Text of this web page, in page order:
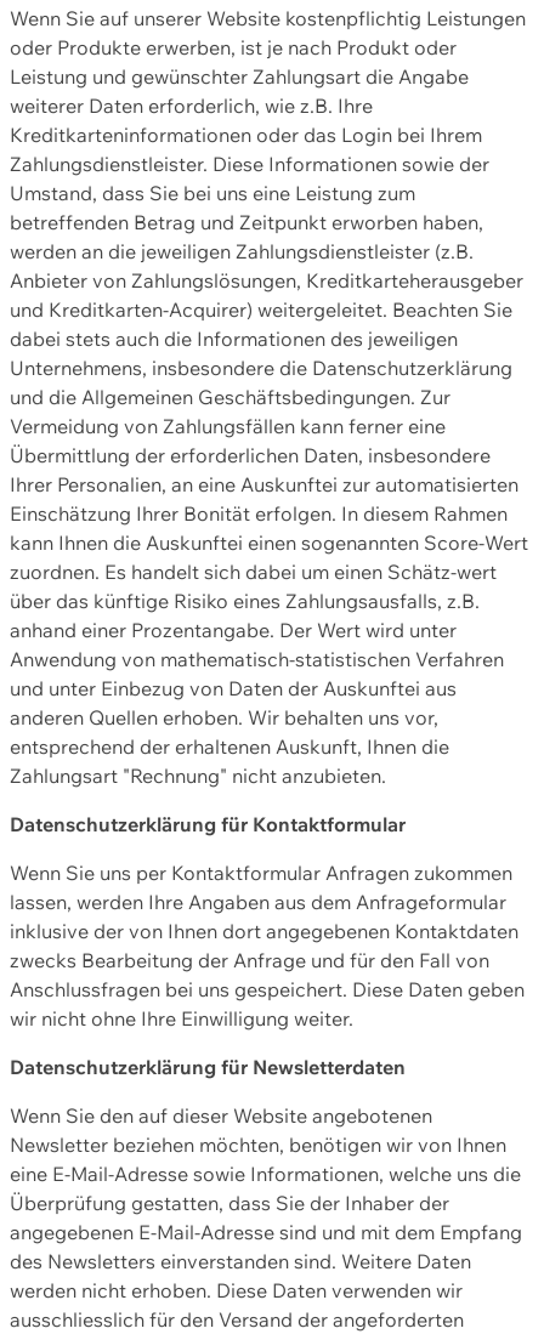
Wenn Sie auf unserer Website kostenpflichtig Leistungen
oder Produkte erwerben, ist je nach Produkt oder
Leistung und gewünschter Zahlungsart die Angabe
weiterer Daten erforderlich, wie z.B. Ihre
Kreditkarteninformationen oder das Login bei Ihrem
Zahlungsdienstleister. Diese Informationen sowie der
Umstand, dass Sie bei uns eine Leistung zum
betreffenden Betrag und Zeitpunkt erworben haben,
werden an die jeweiligen Zahlungsdienstleister (z.B.
Anbieter von Zahlungslösungen, Kreditkarteherausgeber
und Kreditkarten-Acquirer) weitergeleitet. Beachten Sie
dabei stets auch die Informationen des jeweiligen
Unternehmens, insbesondere die Datenschutzerklärung
und die Allgemeinen Geschäftsbedingungen. Zur
Vermeidung von Zahlungsfällen kann ferner eine
Übermittlung der erforderlichen Daten, insbesondere
Ihrer Personalien, an eine Auskunftei zur automatisierten
Einschätzung Ihrer Bonität erfolgen. In diesem Rahmen
kann Ihnen die Auskunftei einen sogenannten Score-Wert
zuordnen. Es handelt sich dabei um einen Schätz-wert
über das künftige Risiko eines Zahlungsausfalls, z.B.
anhand einer Prozentangabe. Der Wert wird unter
Anwendung von mathematisch-statistischen Verfahren
und unter Einbezug von Daten der Auskunftei aus
anderen Quellen erhoben. Wir behalten uns vor,
entsprechend der erhaltenen Auskunft, Ihnen die
Zahlungsart "Rechnung" nicht anzubieten.
Datenschutzerklärung für Kontaktformular
Wenn Sie uns per Kontaktformular Anfragen zukommen
lassen, werden Ihre Angaben aus dem Anfrageformular
inklusive der von Ihnen dort angegebenen Kontaktdaten
zwecks Bearbeitung der Anfrage und für den Fall von
Anschlussfragen bei uns gespeichert. Diese Daten geben
wir nicht ohne Ihre Einwilligung weiter.
Datenschutzerklärung für Newsletterdaten
Wenn Sie den auf dieser Website angebotenen
Newsletter beziehen möchten, benötigen wir von Ihnen
eine E-Mail-Adresse sowie Informationen, welche uns die
Überprüfung gestatten, dass Sie der Inhaber der
angegebenen E-Mail-Adresse sind und mit dem Empfang
des Newsletters einverstanden sind. Weitere Daten
werden nicht erhoben. Diese Daten verwenden wir
ausschliesslich für den Versand der angeforderten